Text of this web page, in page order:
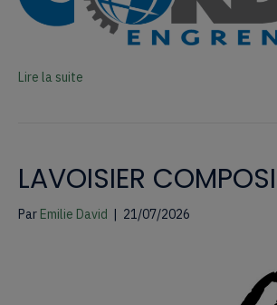
Lire la suite
LAVOISIER
Par Emilie David 21/07/2026